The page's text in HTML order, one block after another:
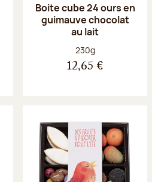
Boite cube 24 ours en
guimauve chocolat
au lait
Poids net :
230g
12,65 €